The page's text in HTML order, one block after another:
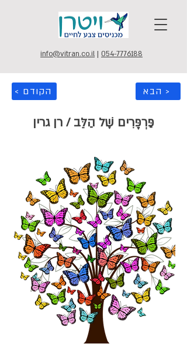
info@vitran.co.il | 054-7776188
< הקודם הבא >
פַּרְפָּרִים שֶׁל הַלֵּב / רן גרין